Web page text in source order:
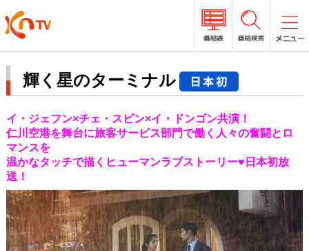
輝く星のターミナル
イ・ジェフン×チェ・スビン×イ・ドンゴン共演！
仁川空港を舞台に旅客サービス部門で働く人々の奮闘とロ
マンスを
温かなタッチで描くヒューマンラブストーリー♥日本初放
送！